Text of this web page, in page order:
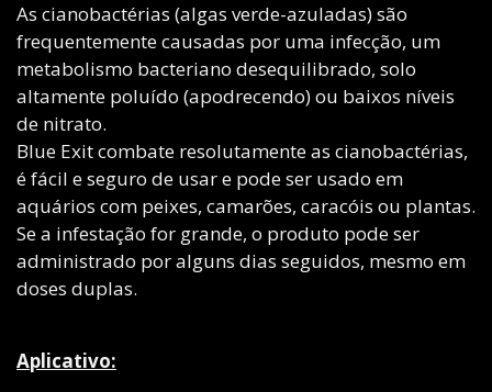
As cianobactérias (algas verde-azuladas) são
frequentemente causadas por uma infecção, um
metabolismo bacteriano desequilibrado, solo
altamente poluído (apodrecendo) ou baixos níveis
de nitrato.
Blue Exit combate resolutamente as cianobactérias,
é fácil e seguro de usar e pode ser usado em
aquários com peixes, camarões, caracóis ou plantas.
Se a infestação for grande, o produto pode ser
administrado por alguns dias seguidos, mesmo em
doses duplas.
Aplicativo: